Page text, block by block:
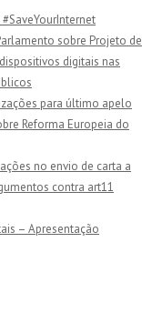
sobre Projeto de
digitais nas
para último apelo
Reforma Europeia do
no envio de carta a
contra art11
– Apresentação